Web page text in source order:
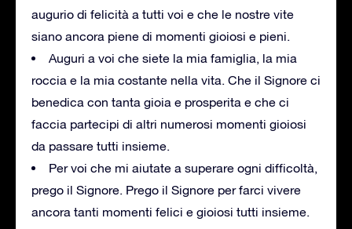
augurio di felicità a tutti voi e che le nostre vite
siano ancora piene di momenti gioiosi e pieni.
Auguri a voi che siete la mia famiglia, la mia
roccia e la mia costante nella vita. Che il Signore ci
benedica con tanta gioia e prosperita e che ci
faccia partecipi di altri numerosi momenti gioiosi
da passare tutti insieme.
Per voi che mi aiutate a superare ogni difficoltà,
prego il Signore. Prego il Signore per farci vivere
ancora tanti momenti felici e gioiosi tutti insieme.